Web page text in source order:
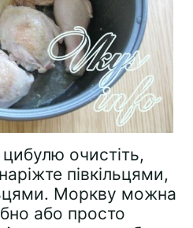
очистіть,
півкільцями,
Моркву можна
або просто